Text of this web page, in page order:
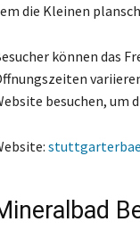
die Kleinen
können das
besuchen, um